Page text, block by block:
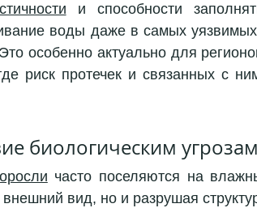
и способности
воды даже в самых уязвимых
особенно актуально для
риск протечек и связанных с
биологическим угрозам
часто поселяются на
вид, но и разрушая